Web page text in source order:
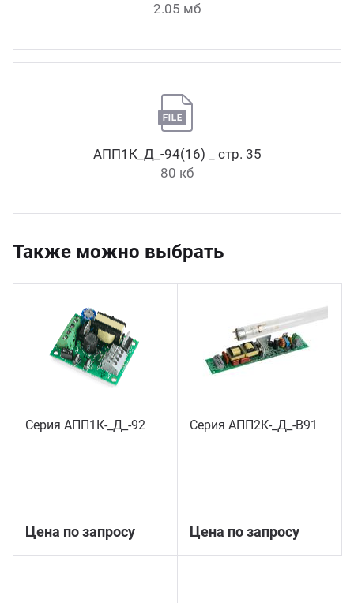
2.05 мб
АПП1К_Д_-94(16) _ стр. 35
80 кб
Также можно выбрать
Серия АПП1К-_Д_-92
Цена по запросу
Серия АПП2К-_Д_-В91
Цена по запросу